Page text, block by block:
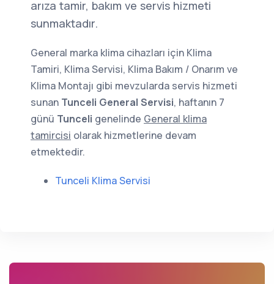
arıza tamir, bakım ve servis hizmeti
sunmaktadır.
General marka klima cihazları için Klima
Tamiri, Klima Servisi, Klima Bakım / Onarım ve
Klima Montajı gibi mevzularda servis hizmeti
sunan Tunceli General Servisi, haftanın 7
günü Tunceli genelinde General klima
tamircisi olarak hizmetlerine devam
etmektedir.
Tunceli Klima Servisi